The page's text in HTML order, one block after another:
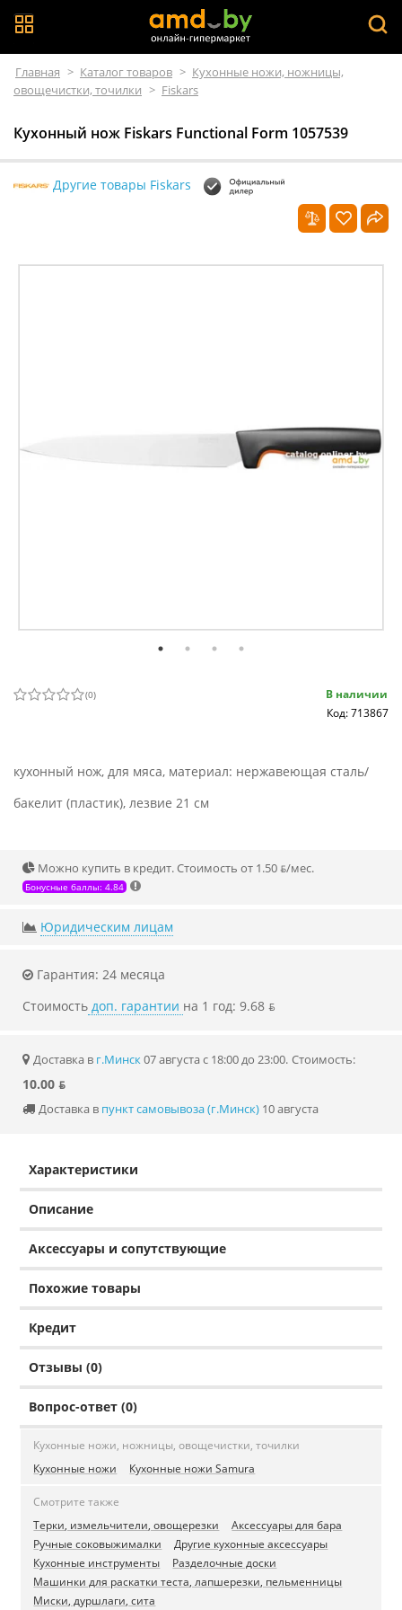
Главная > Каталог товаров > Кухонные ножи, ножницы,
овощечистки, точилки > Fiskars
Кухонный нож Fiskars Functional Form 1057539
Другие товары Fiskars
(0)
В наличии
Код: 713867
кухонный нож, для мяса, материал: нержавеющая сталь/
бакелит (пластик), лезвие 21 см
Можно купить в кредит. Стоимость от 1.50 ƃ/мec.
Бонусные баллы: 4.84
Юридическим лицам
Гарантия: 24 месяца
Стоимость доп. гарантии на 1 год: 9.68 ƃ
Доставка в г.Минск07 августа с 18:00 до 23:00. Стоимость:
10.00 ƃ
Доставка в пункт самовывоза (г.Минск) 10 августа
Характеристики
Описание
Аксессуары и сопутствующие
Похожие товары
Кредит
Отзывы (0)
Вопрос-ответ (0)
Кухонные ножи, ножницы, овощечистки, точилки
Кухонные ножи
Кухонные ножи Samura
Смотрите также
Терки, измельчители, овощерезки
Аксессуары для бара
Ручные соковыжималки
Другие кухонные аксессуары
Кухонные инструменты
Разделочные доски
Машинки для раскатки теста, лапшерезки, пельменницы
Миски, дуршлаги, сита